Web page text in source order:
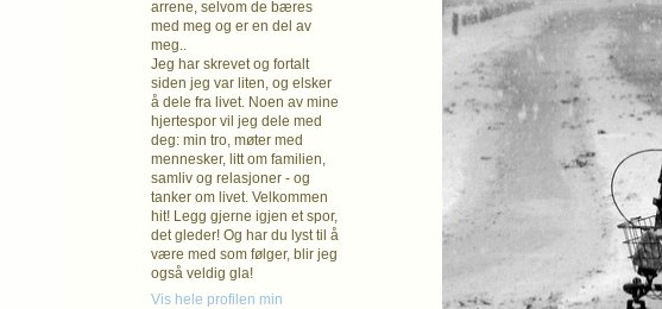
arrene, selvom de bæres
med meg og er en del av
meg..
Jeg har skrevet og fortalt
siden jeg var liten, og elsker
å dele fra livet. Noen av mine
hjertespor vil jeg dele med
deg: min tro, møter med
mennesker, litt om familien,
samliv og relasjoner - og
tanker om livet. Velkommen
hit! Legg gjerne igjen et spor,
det gleder! Og har du lyst til å
være med som følger, blir jeg
også veldig gla!
Vis hele profilen min